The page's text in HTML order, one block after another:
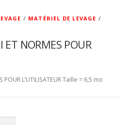
/ MATÉRIEL DE LEVAGE /
ET NORMES POUR
POUR L’UTILISATEUR Taille = 6,5 mo